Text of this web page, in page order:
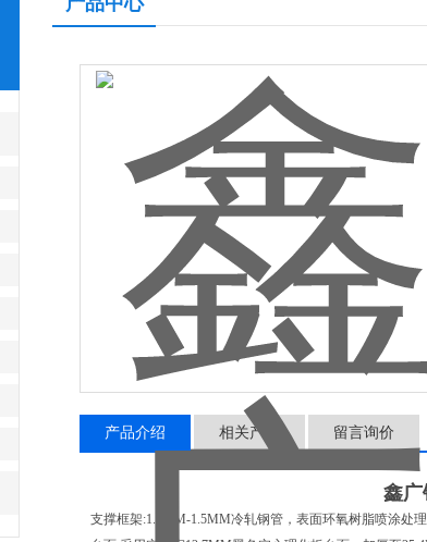
产品介绍 相关产品 留言询价
鑫
支撑框架:1.2MM-1.5MM冷轧钢管，表面环氧树脂喷涂处